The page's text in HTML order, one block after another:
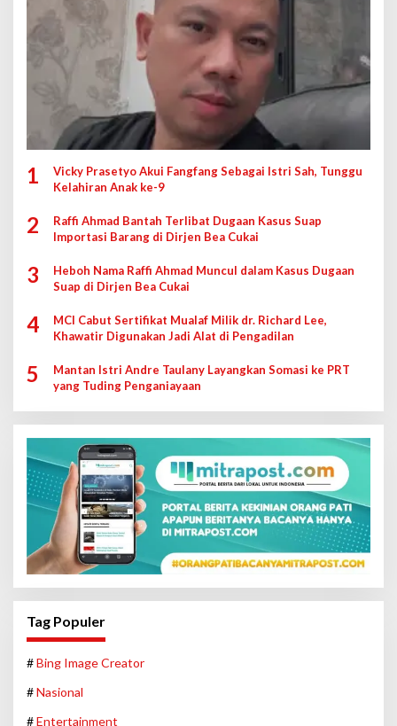
1
Vicky Prasetyo Akui Fangfang Sebagai Istri Sah, Tunggu
Kelahiran Anak ke-9
2
Raffi Ahmad Bantah Terlibat Dugaan Kasus Suap
Importasi Barang di Dirjen Bea Cukai
3
Heboh Nama Raffi Ahmad Muncul dalam Kasus Dugaan
Suap di Dirjen Bea Cukai
4
MCI Cabut Sertifikat Mualaf Milik dr. Richard Lee,
Khawatir Digunakan Jadi Alat di Pengadilan
5
Mantan Istri Andre Taulany Layangkan Somasi ke PRT
yang Tuding Penganiayaan
Tag Populer
#Bing Image Creator
#Nasional
#Entertainment